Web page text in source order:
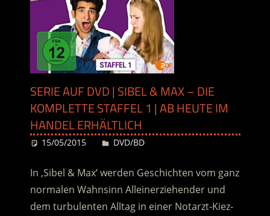
SERIE AUF DVD | SIBEL & MAX – DIE
KOMPLETTE STAFFEL 1 | AB HEUTE IM
HANDEL ERHÄLTLICH
15/05/2015 Desiree
DVD/BD
In ‚Sibel & Max‘ werden Geschichten vom ganz
normalen Wahnsinn Alleinerziehender und
dem turbulenten Alltag in einer Notarzt-Kiez-